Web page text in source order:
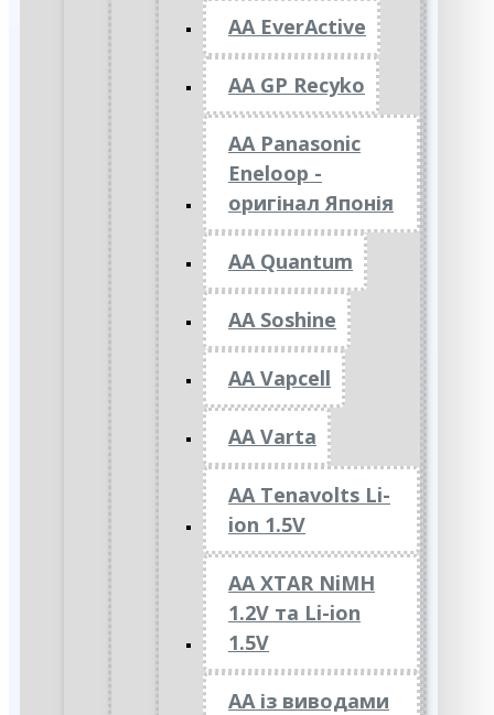
AA EverActive
AA GP Recyko
AA Panasonic
Eneloop -
оригінал Японія
AA Quantum
AA Soshine
AA Vapcell
AA Varta
AA Tenavolts Li-
ion 1.5V
AA XTAR NiMH
1.2V та Li-ion
1.5V
АА із виводами